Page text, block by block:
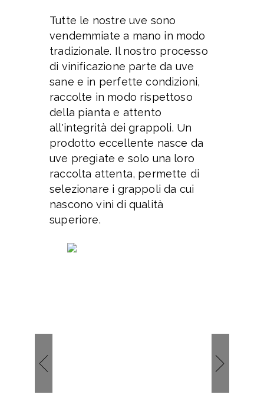
Tutte le nostre uve sono
vendemmiate a mano in modo
tradizionale. Il nostro processo
di vinificazione parte da uve
sane e in perfette condizioni,
raccolte in modo rispettoso
della pianta e attento
all'integrità dei grappoli. Un
prodotto eccellente nasce da
uve pregiate e solo una loro
raccolta attenta, permette di
selezionare i grappoli da cui
nascono vini di qualità
superiore.